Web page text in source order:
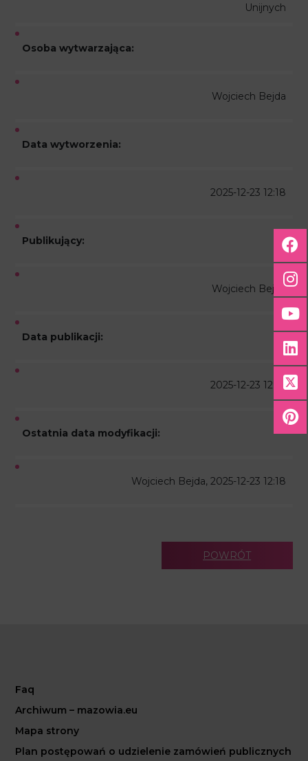
Unijnych
Osoba wytwarzająca:
Wojciech Bejda
Data wytworzenia:
2025-12-23 12:18
Publikujący:
Wojciech Bejda
Data publikacji:
2025-12-23 12:18
Ostatnia data modyfikacji:
Wojciech Bejda, 2025-12-23 12:18
POWRÓT
Faq
Archiwum – mazowia.eu
Mapa strony
Plan postępowań o udzielenie zamówień publicznych